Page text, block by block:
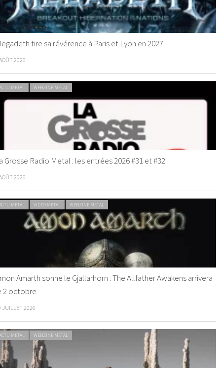
tire sa révérence à Paris et Lyon en 2027
2026
METAL WEBZINE METAL
Grosse Radio Metal : les entrées 2026 #31 et #32
2026
METAL VIDEO METAL WEBZINE METAL
Amarth sonne le Gjallarhorn : The Allfather Awakens arrivera
2 octobre
JUILLET 2026
METAL WEBZINE METAL